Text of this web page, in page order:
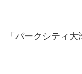
「パークシティ